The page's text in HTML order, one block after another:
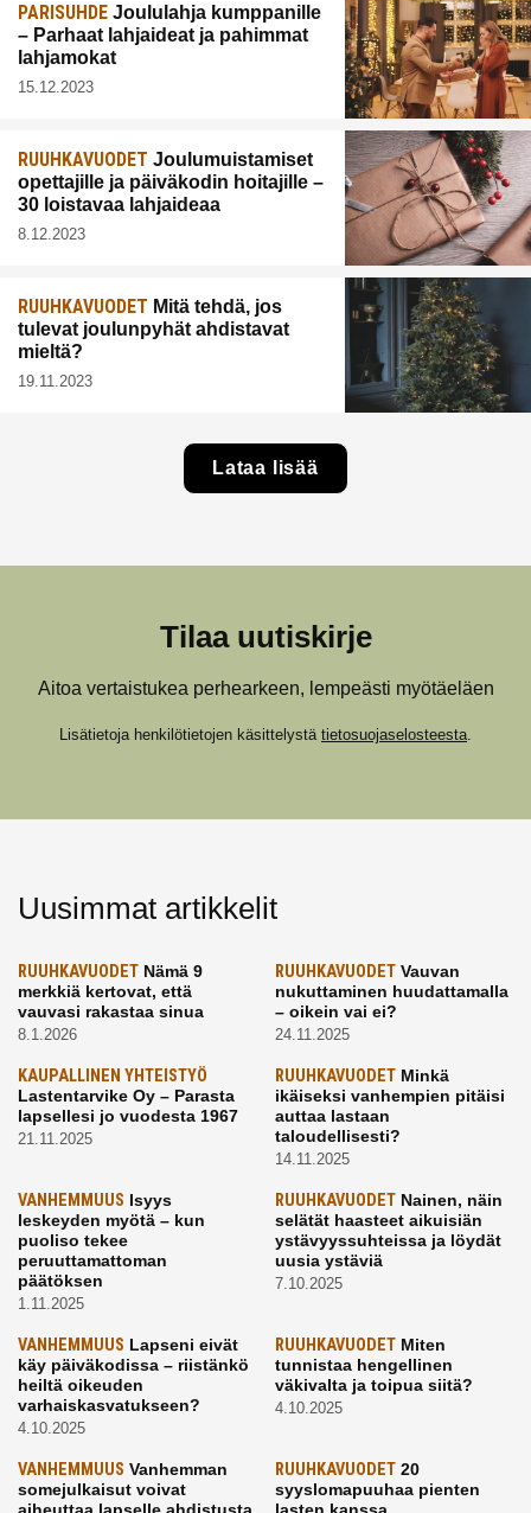
PARISUHDE Joululahja kumppanille
– Parhaat lahjaideat ja pahimmat
lahjamokat
15.12.2023
RUUHKAVUODET Joulumuistamiset
opettajille ja päiväkodin hoitajille –
30 loistavaa lahjaideaa
8.12.2023
RUUHKAVUODET Mitä tehdä, jos
tulevat joulunpyhät ahdistavat
mieltä?
19.11.2023
Lataa lisää
Tilaa uutiskirje
Aitoa vertaistukea perhearkeen, lempeästi myötäeläen
Lisätietoja henkilötietojen käsittelystä tietosuojaselosteesta
Uusimmat artikkelit
RUUHKAVUODET Nämä 9
merkkiä kertovat, että
vauvasi rakastaa sinua
8.1.2026
RUUHKAVUODETVauvan
nukuttaminen huudattamalla
– oikein vai ei?
24.11.2025
KAUPALLINEN YHTEISTYÖ
Lastentarvike Oy – Parasta
lapsellesi jo vuodesta 1967
21.11.2025
RUUHKAVUODETMinkä
ikäiseksi vanhempien pitäisi
auttaa lastaan
taloudellisesti?
14.11.2025
VANHEMMUUS Isyys
leskeyden myötä – kun
puoliso tekee
peruuttamattoman
päätöksen
1.11.2025
RUUHKAVUODETNainen, näin
selätät haasteet aikuisiän
ystävyyssuhteissa ja löydät
uusia ystäviä
7.10.2025
VANHEMMUUS Lapseni eivät
käy päiväkodissa – riistänkö
heiltä oikeuden
varhaiskasvatukseen?
4.10.2025
RUUHKAVUODETMiten
tunnistaa hengellinen
väkivalta ja toipua siitä?
4.10.2025
VANHEMMUUS Vanhemman
somejulkaisut voivat
aiheuttaa lapselle ahdistusta
RUUHKAVUODET20
syyslomapuuhaa pienten
lasten kanssa